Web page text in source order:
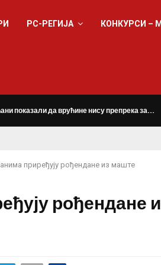
РС-РЕГИЈА КОНКУРСИ –
показали да врућине нису препрека за…
приређују рођендане из маште
рођендане